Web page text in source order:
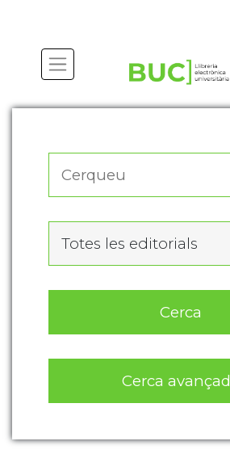
Totes les editorials
Cerca
Cerca